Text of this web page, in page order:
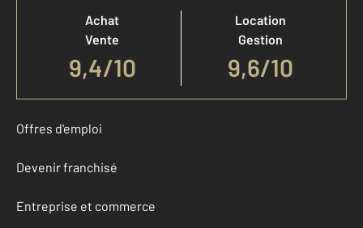
Achat
Vente
9,4/10
Location
Gestion
9,6/10
Offres d'emploi
Devenir franchisé
Entreprise et commerce